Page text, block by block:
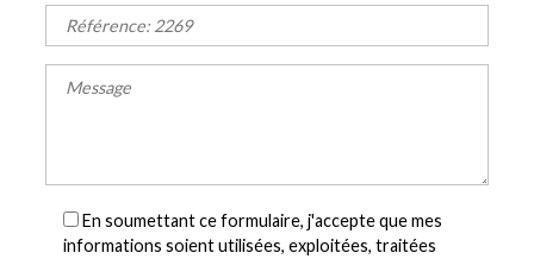
En soumettant ce formulaire, j'accepte que mes
informations soient utilisées, exploitées, traitées